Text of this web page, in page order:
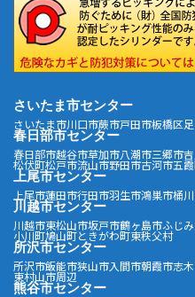
さいたま市センター
さいたま市川口市蕨市戸田市板橋区
春日部市センター
春日部市越谷市草加市八潮市三郷市
松伏町松戸市流山市野田市古河市五
上尾市センター
上尾市蓮田市行田市羽生市鴻巣市桶
川越市センター
川越市東松山市坂戸市鶴ヶ島市ふじ
小川町鳩山町ときがわ町東秩父村
所沢市センター
所沢市飯能市狭山市入間市朝霞市志
東村山市周辺
熊谷市センター